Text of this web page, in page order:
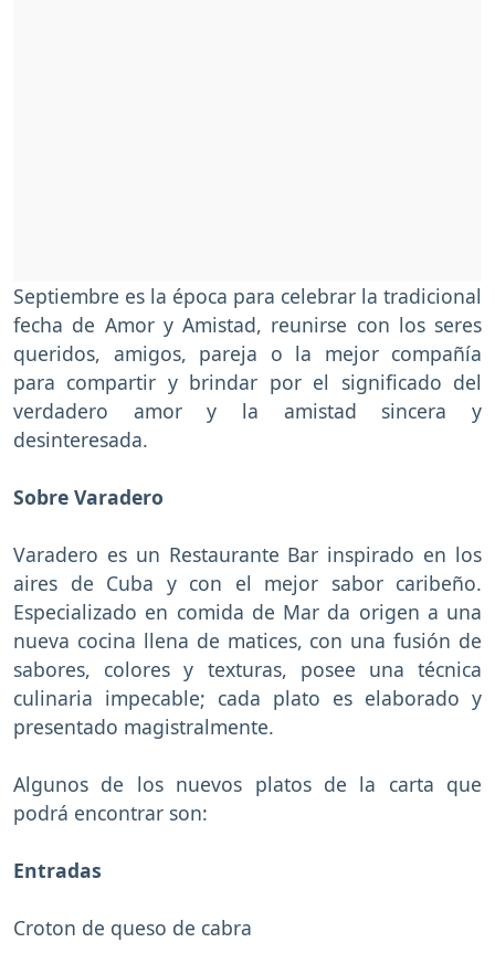
Septiembre es la época para celebrar la tradicional
fecha de Amor y Amistad, reunirse con los seres
queridos, amigos, pareja o la mejor compañía
para compartir y brindar por el significado del
verdadero amor y la amistad sincera y
desinteresada.
Sobre Varadero
Varadero es un Restaurante Bar inspirado en los
aires de Cuba y con el mejor sabor caribeño.
Especializado en comida de Mar da origen a una
nueva cocina llena de matices, con una fusión de
sabores, colores y texturas, posee una técnica
culinaria impecable; cada plato es elaborado y
presentado magistralmente.
Algunos de los nuevos platos de la carta que
podrá encontrar son:
Entradas
Croton de queso de cabra